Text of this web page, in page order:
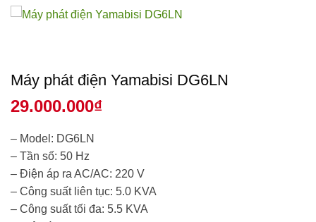
Máy phát điện Yamabisi DG6LN
29.000.000₫
– Model: DG6LN
– Tần số: 50 Hz
– Điện áp ra AC/AC: 220 V
– Công suất liên tục: 5.0 KVA
– Công suất tối đa: 5.5 KVA